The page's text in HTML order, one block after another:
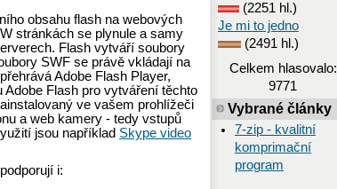
obsahu flash na webových
stránkách se plynule a samy
Flash vytváří soubory
SWF se právě vkládají na
Adobe Flash Player,
Flash pro vytváření těchto
ve vašem prohlížeči
a web kamery - tedy vstupů
jsou například Skype video
i:
(2251 hl.)
Je mi to jedno
(2491 hl.)
Celkem hlasovalo:
9771
Vybrané články
7-zip - kvalitní
komprimační
program